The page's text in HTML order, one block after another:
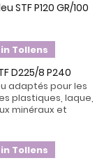
STF P120 GR/100
Tollens
D225/8 P240
adaptés pour les
plastiques, laque,
minéraux et
Tollens